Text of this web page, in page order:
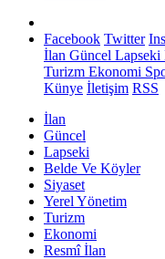
Facebook Twitter
İlan Güncel Lapseki
Turizm Ekonomi
Künye İletişim RSS
İlan
Güncel
Lapseki
Belde Ve Köyler
Siyaset
Yerel Yönetim
Turizm
Ekonomi
Resmî İlan